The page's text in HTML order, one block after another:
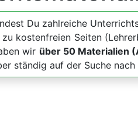
Du zahlreiche
kostenfreien Seiten
wir über 50 Materialien
ständig auf der Suche